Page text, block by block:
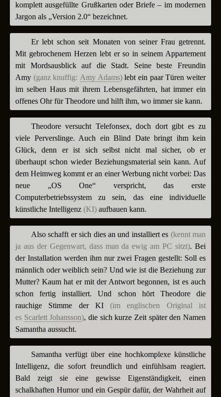
komplett ausgefüllte Grußkarten oder Briefe – im modernen
Jargon als „Version 2.0“ bezeichnet.
Er lebt schon seit Monaten von seiner Frau getrennt.
Mit gebrochenem Herzen lebt er so in seinem Appartement
mit Mordsausblick auf die Stadt. Seine beste Freundin
Amy (ganz knuffig: Amy Adams)lebt ein paar Türen weiter
im selben Haus mit ihrem Lebensgefährten, hat immer ein
offenes Ohr für Theodore und hilft ihm, wo immer sie kann.
Theodore versucht Telefonsex, doch dort gibt es zu
viele Perverslinge. Auch ein Blind Date bringt ihm kein
Glück, denn er ist sich selbst nicht mal sicher, ob er
überhaupt schon wieder Beziehungsmaterial sein kann. Auf
dem Heimweg kommt er an einer Werbung nicht vorbei: Das
neue „OS One“ verspricht, das erste
Computerbetriebssystem zu sein, das eine individuelle
künstliche Intelligenz (KI) aufbauen kann.
Also schafft er sich dies an und installiert es (kennt man
ja aus der Gegenwart, dass man da ewig am PC sitzt). Bei
der Installation werden ihm nur zwei Fragen gestellt: Soll es
männlich oder weiblich sein? Und wie ist die Beziehung zur
Mutter? Kaum hat er mit der Antwort begonnen, ist es auch
schon fertig installiert. Und schon hört Theodore die
rauchige Stimme der KI(im englischen Original ist
es Scarlett Johansson), die sich kurze Zeit später den Namen
Samantha aussucht.
Samantha verfügt über eine hochkomplexe künstliche
Intelligenz, die sofort freundlich und einfühlsam reagiert.
Bald zeigt sie eine gewisse Eigenständigkeit, einen
schalkhaften Humor und ein Gespür dafür, der Wahrheit auf